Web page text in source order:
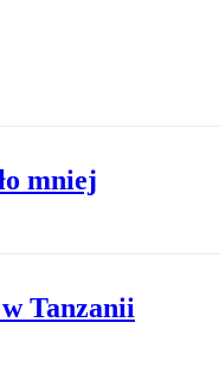
mniej
Tanzanii